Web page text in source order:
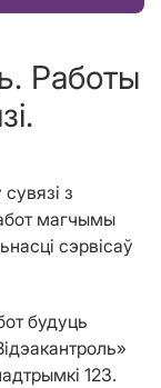
Работы
з
магчымы
сэрвісаў
будуць
123.